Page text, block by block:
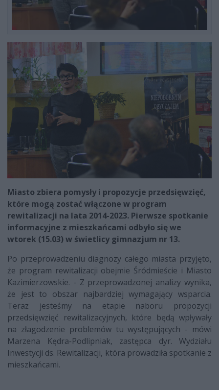
Miasto zbiera pomysły i propozycje przedsięwzięć,
które mogą zostać włączone w program
rewitalizacji na lata 2014-2023. Pierwsze spotkanie
informacyjne z mieszkańcami odbyło się we
wtorek (15.03) w świetlicy gimnazjum nr 13.
Po przeprowadzeniu diagnozy całego miasta przyjęto,
że program rewitalizacji obejmie Śródmieście i Miasto
Kazimierzowskie. - Z przeprowadzonej analizy wynika,
że jest to obszar najbardziej wymagający wsparcia.
Teraz jesteśmy na etapie naboru propozycji
przedsięwzięć rewitalizacyjnych, które będą wpływały
na złagodzenie problemów tu występujących - mówi
Marzena Kędra-Podlipniak, zastępca dyr. Wydziału
Inwestycji ds. Rewitalizacji, która prowadziła spotkanie z
mieszkańcami.